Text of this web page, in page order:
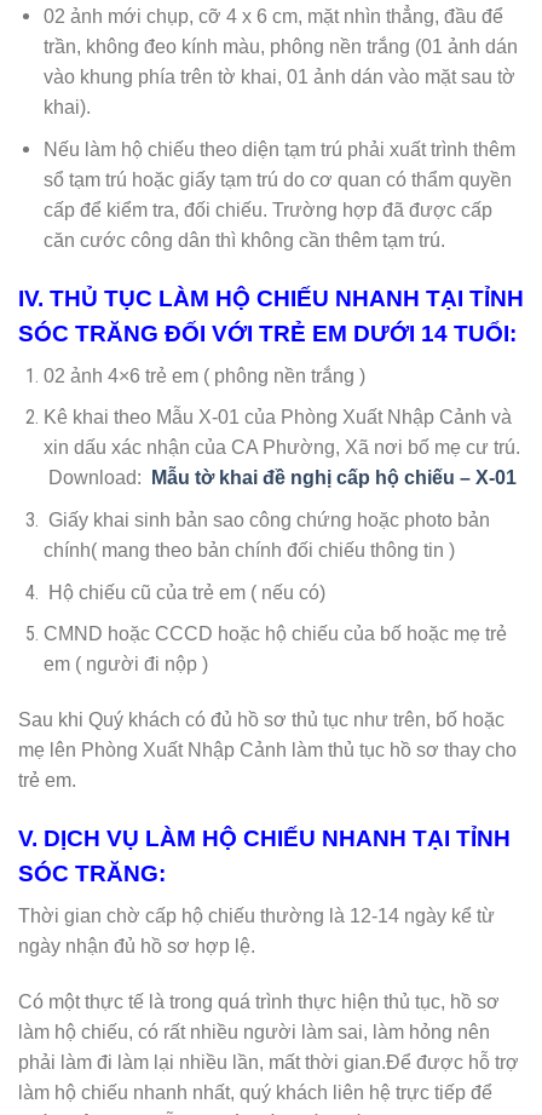
02 ảnh mới chụp, cỡ 4 x 6 cm, mặt nhìn thẳng, đầu để
trần, không đeo kính màu, phông nền trắng (01 ảnh dán
vào khung phía trên tờ khai, 01 ảnh dán vào mặt sau tờ
khai).
Nếu làm hộ chiếu theo diện tạm trú phải xuất trình thêm
sổ tạm trú hoặc giấy tạm trú do cơ quan có thẩm quyền
cấp để kiểm tra, đối chiếu. Trường hợp đã được cấp
căn cước công dân thì không cần thêm tạm trú.
IV. THỦ TỤC LÀM HỘ CHIẾU NHANH TẠI TỈNH
SÓC TRĂNG ĐỐI VỚI TRẺ EM DƯỚI 14 TUỔI:
02 ảnh 4×6 trẻ em ( phông nền trắng )
Kê khai theo Mẫu X-01 của Phòng Xuất Nhập Cảnh và
xin dấu xác nhận của CA Phường, Xã nơi bố mẹ cư trú.
Download:
Mẫu tờ khai đề nghị cấp hộ chiếu – X-01
Giấy khai sinh bản sao công chứng hoặc photo bản
chính( mang theo bản chính đối chiếu thông tin )
Hộ chiếu cũ của trẻ em ( nếu có)
CMND hoặc CCCD hoặc hộ chiếu của bố hoặc mẹ trẻ
em ( người đi nộp )
Sau khi Quý khách có đủ hồ sơ thủ tục như trên, bố hoặc
mẹ lên Phòng Xuất Nhập Cảnh làm thủ tục hồ sơ thay cho
trẻ em.
V. DỊCH VỤ LÀM HỘ CHIẾU NHANH TẠI TỈNH
SÓC TRĂNG:
Thời gian chờ cấp hộ chiếu thường là 12-14 ngày kể từ
ngày nhận đủ hồ sơ hợp lệ.
Có một thực tế là trong quá trình thực hiện thủ tục, hồ sơ
làm hộ chiếu, có rất nhiều người làm sai, làm hỏng nên
phải làm đi làm lại nhiều lần, mất thời gian.Để được hỗ trợ
làm hộ chiếu nhanh nhất, quý khách liên hệ trực tiếp để